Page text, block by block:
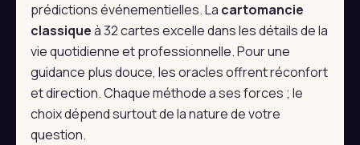
prédictions événementielles. La cartomancie
classiqueà 32 cartes excelle dans les détails de la
vie quotidienne et professionnelle. Pour une
guidance plus douce, les oracles offrent réconfort
et direction. Chaque méthode a ses forces ; le
choix dépend surtout de la nature de votre
question.